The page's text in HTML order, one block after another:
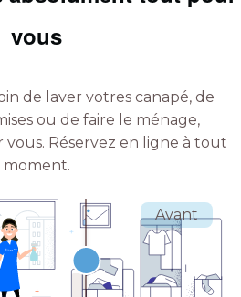
vous
de laver votres canapé, de
ou de faire le ménage,
vous. Réservez en ligne à tout
moment.